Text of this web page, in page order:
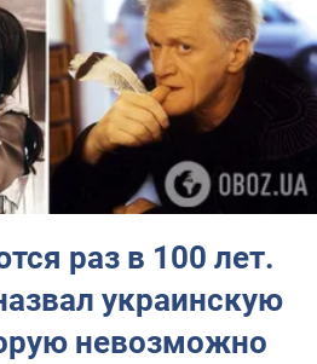
раз в 100 лет.
украинскую
невозможно